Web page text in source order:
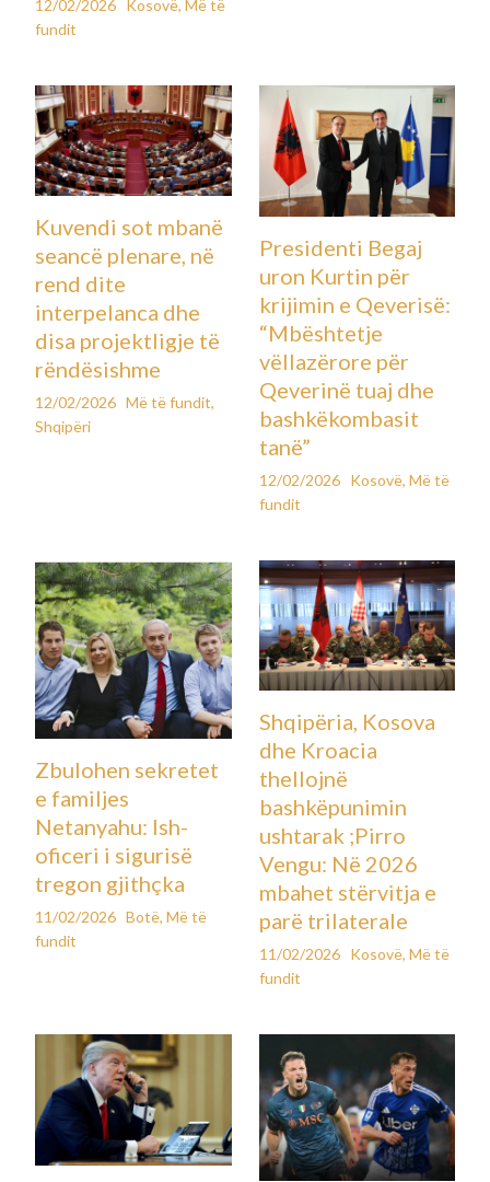
12/02/2026 Kosovë, Më të
fundit
Kuvendi sot mbanë
seancë plenare, në
rend dite
interpelanca dhe
disa projektligje të
rëndësishme
12/02/2026 Më të fundit,
Shqipëri
Presidenti Begaj
uron Kurtin për
krijimin e Qeverisë:
“Mbështetje
vëllazërore për
Qeverinë tuaj dhe
bashkëkombasit
tanë”
12/02/2026 Kosovë, Më të
fundit
Zbulohen sekretet
e familjes
Netanyahu: Ish-
oficeri i sigurisë
tregon gjithçka
11/02/2026 Botë,Më të
fundit
Shqipëria, Kosova
dhe Kroacia
thellojnë
bashkëpunimin
ushtarak ;Pirro
Vengu: Në 2026
mbahet stërvitja e
parë trilaterale
11/02/2026 Kosovë, Më të
fundit